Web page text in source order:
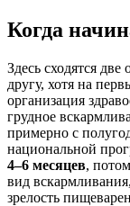
Когда
Здесь сходятся
другу, хотя на
организация
грудное
примерно с
национальной
4–6 месяцев,
вид
зрелость